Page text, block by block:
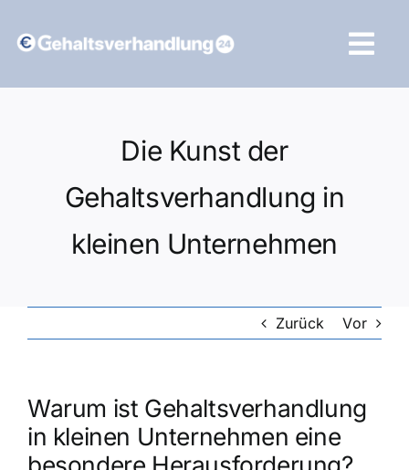
Inhalt
Die Kunst der
Gehaltsverhandlung in
kleinen Unternehmen
Zurück Vor
Warum ist Gehaltsverhandlung
in kleinen Unternehmen eine